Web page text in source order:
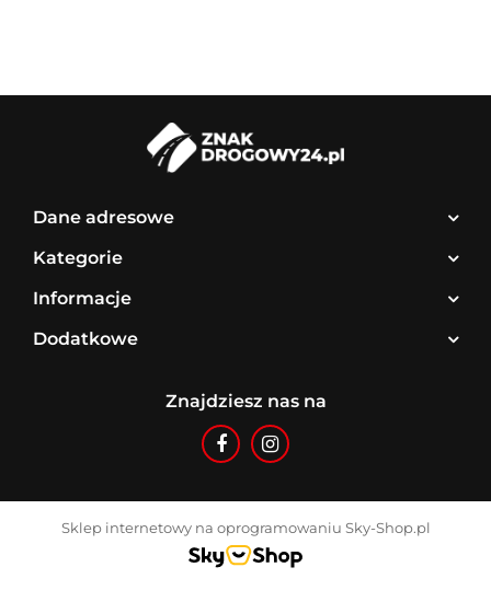
Dane adresowe
Kategorie
Informacje
Dodatkowe
Znajdziesz nas na
Sklep internetowy na oprogramowaniu Sky-Shop.pl